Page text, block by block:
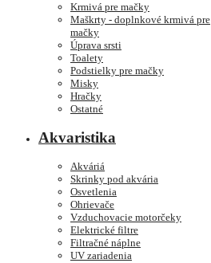
Krmivá pre mačky
Maškrty - doplnkové krmivá pre
mačky
Úprava srsti
Toalety
Podstielky pre mačky
Misky
Hračky
Ostatné
Akvaristika
Akváriá
Skrinky pod akvária
Osvetlenia
Ohrievače
Vzduchovacie motorčeky
Elektrické filtre
Filtračné náplne
UV zariadenia